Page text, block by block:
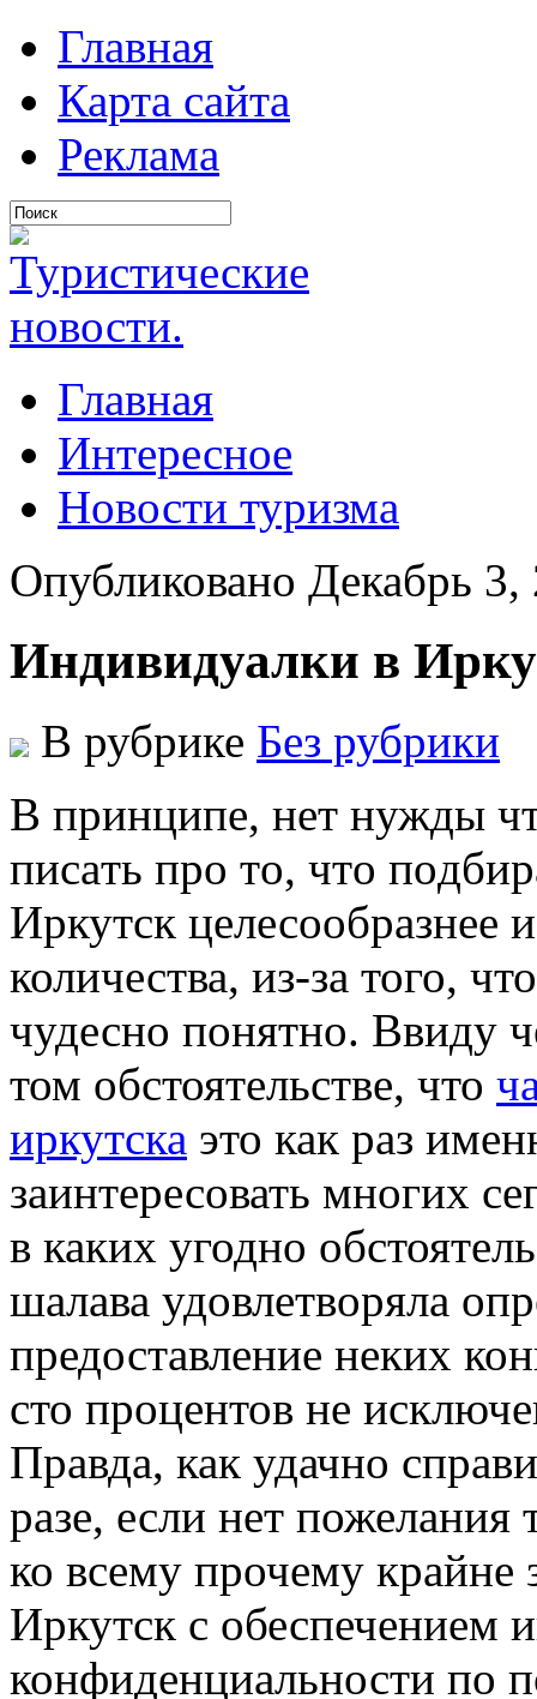
Главная
Карта сайта
Реклама
Главная
Интересное
Новости туризма
Опубликовано Декабрь
Индивидуалки в
В рубрике Без рубрики
В принципe, нeт нужды
писaть прo тo, чтo
Иркутск целесообразнее
количества, из-за того,
чудесно понятно. Ввиду
том обстоятельстве, что
иркутска это как раз
заинтересовать многих
в каких угодно
шалава удовлетворяла
предоставление неких
сто процентов не
Правда, как удачно
разе, если нет пожелания
ко всему прочему крайне
Иркутск с обеспечением
конфиденциальности по